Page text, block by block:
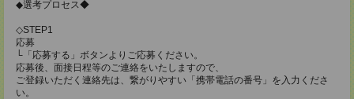
◆選考プロセス◆
◇STEP1
応募
└「応募する」ボタンよりご応募ください。
応募後、面接日程等のご連絡をいたしますので、
ご登録いただく連絡先は、繋がりやすい「携帯電話の番号」を入力くださ
い。